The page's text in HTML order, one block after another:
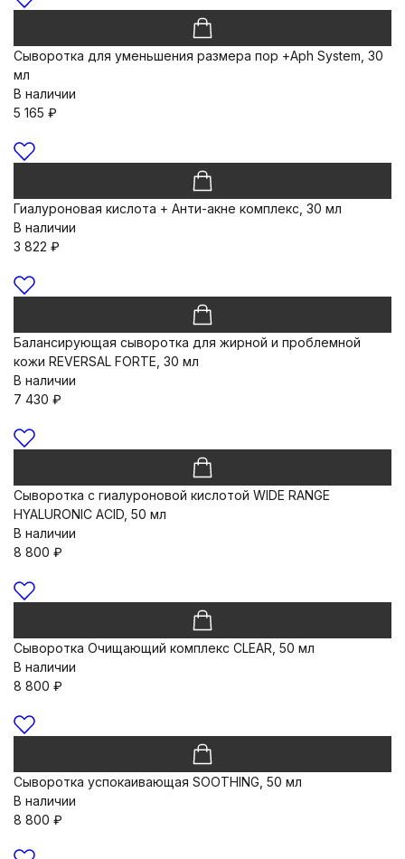
Сыворотка для уменьшения размера пор +Aph System, 30
мл
В наличии
5 165 ₽
Гиалуроновая кислота + Анти-акне комплекс, 30 мл
В наличии
3 822 ₽
Балансирующая сыворотка для жирной и проблемной
кожи REVERSAL FORTE, 30 мл
В наличии
7 430 ₽
Сыворотка c гиалуроновой кислотой WIDE RANGE
HYALURONIC ACID, 50 мл
В наличии
8 800 ₽
Сыворотка Очищающий комплекс CLEAR, 50 мл
В наличии
8 800 ₽
Сыворотка успокаивающая SOOTHING, 50 мл
В наличии
8 800 ₽